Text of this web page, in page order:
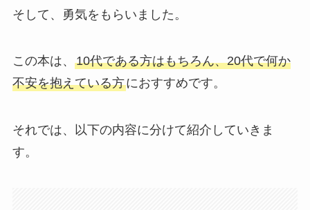
そして、勇気をもらいました。
この本は、 10代である方はもちろん、20代で何か
不安を抱えている方におすすめです。
それでは、以下の内容に分けて紹介していきま
す。